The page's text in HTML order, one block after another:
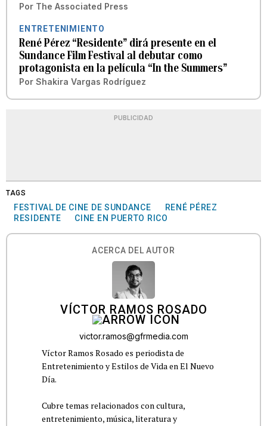
Por The Associated Press
ENTRETENIMIENTO
René Pérez “Residente” dirá presente en el
Sundance Film Festival al debutar como
protagonista en la película “In the Summers”
Por Shakira Vargas Rodríguez
PUBLICIDAD
TAGS
FESTIVAL DE CINE DE SUNDANCE
RENÉ PÉREZ
RESIDENTE
CINE EN PUERTO RICO
ACERCA DEL AUTOR
VÍCTOR RAMOS ROSADO
victor.ramos@gfrmedia.com
Víctor Ramos Rosado es periodista de
Entretenimiento y Estilos de Vida en El Nuevo
Día.
Cubre temas relacionados con cultura,
entretenimiento, música, literatura y